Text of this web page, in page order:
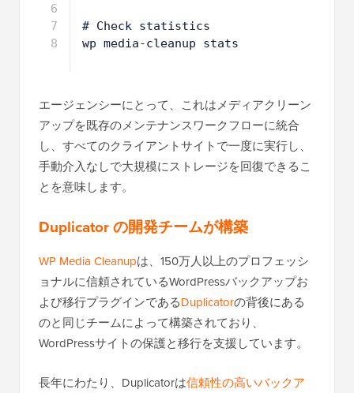
6
7
8
# Check statistics
wp media-cleanup stats
エージェンシーにとって、これはメディアクリーン
アップを既存のメンテナンスワークフローに統合
し、すべてのクライアントサイトで一度に実行し、
手動介入なしで大規模にストレージを回復できるこ
とを意味します。
Duplicator の開発チームが構築
WP Media Cleanupは、150万人以上のプロフェッシ
ョナルに信頼されているWordPressバックアップお
よび移行プラグインであるDuplicatorの背後にある
のと同じチームによって構築されており、
WordPressサイトの保護と移行を支援しています。
長年にわたり、Duplicatorは信頼性の高いバックア